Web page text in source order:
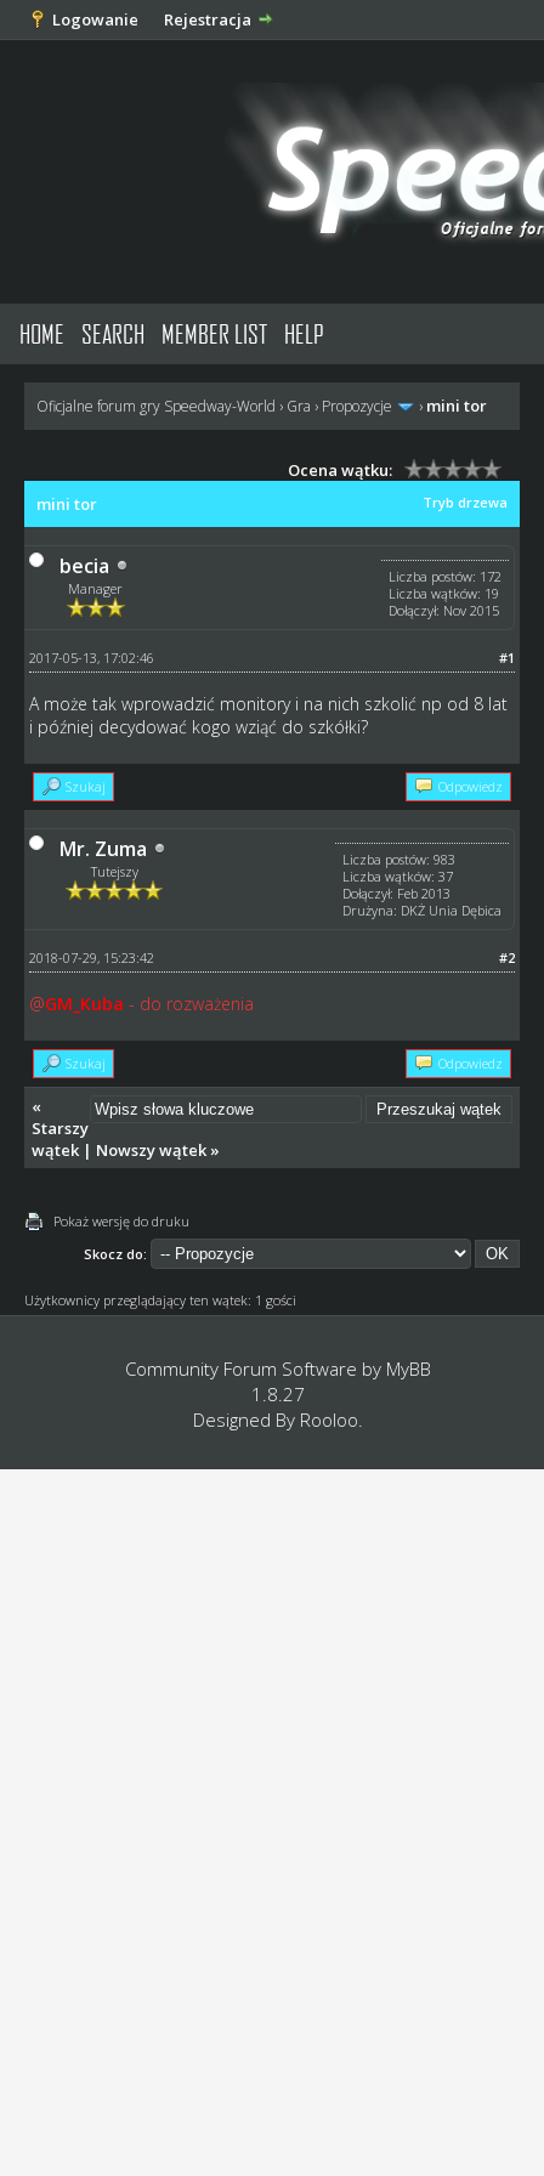
Logowanie Rejestracja
HOME SEARCH MEMBER LIST HELP
Oficjalne forum gry Speedway-World › Gra › Propozycje › mini tor
Ocena wątku:
Tryb drzewa
mini tor
becia
Manager
Liczba postów: 172
Liczba wątków: 19
Dołączył: Nov 2015
#1
2017-05-13, 17:02:46
A może tak wprowadzić monitory i na nich szkolić np od 8 lat
i później decydować kogo wziąć do szkółki?
Szukaj Odpowiedz
Mr. Zuma
Tutejszy
Liczba postów: 983
Liczba wątków: 37
Dołączył: Feb 2013
Drużyna: DKŻ Unia Dębica
#2
2018-07-29, 15:23:42
@GM_Kuba - do rozważenia
Szukaj Odpowiedz
«
Starszy
wątek| Nowszy wątek»
Pokaż wersję do druku
Skocz do:
Użytkownicy przeglądający ten wątek: 1 gości
Community Forum Software by MyBB
1.8.27
Designed By Rooloo